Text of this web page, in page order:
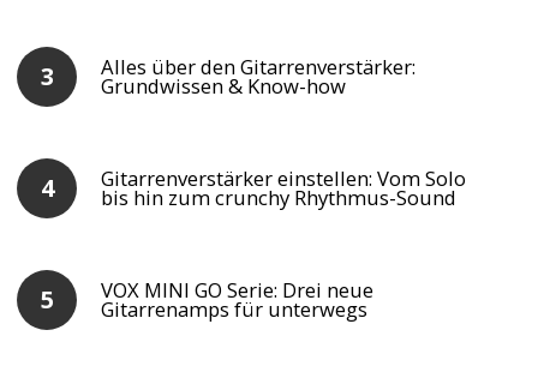
Alles über den Gitarrenverstärker:
Grundwissen & Know-how
Gitarrenverstärker einstellen: Vom Solo
bis hin zum crunchy Rhythmus-Sound
VOX MINI GO Serie: Drei neue
Gitarrenamps für unterwegs